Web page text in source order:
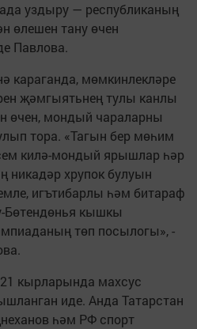
уздыру — республиканың
өлешен тану өчен
Павлова.
караганда, мөмкинлекләре
җәмгыятьнең тулы канлы
өчен, мондый чараларны
тора. «Тагын бер мөһим
килә-мондый ярышлар һәр
никадәр хрупок булуын
игътибарлы һәм битараф
Бөтендөнья кышкы
төп посылогы», -
кырларында махсус
иде. Анда Татарстан
һәм РФ спорт